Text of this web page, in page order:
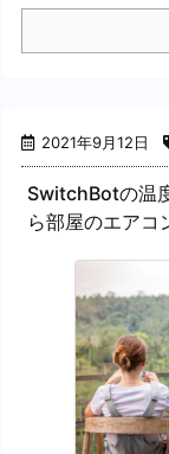
2021年9月12日
SwitchBotの温
ら部屋のエアコ